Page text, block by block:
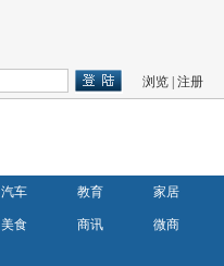
浏览 |注册
汽车 教育 家居
美食 商讯 微商